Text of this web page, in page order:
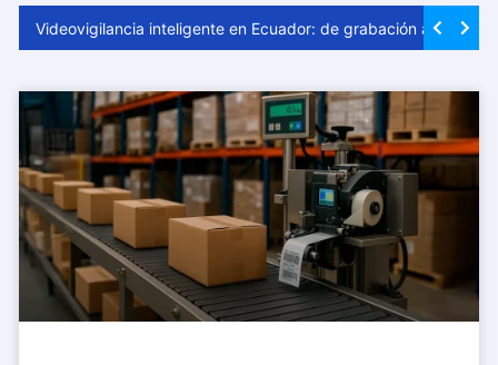
Videovigilancia inteligente en Ecuador: de grabación a decisiones proactivas